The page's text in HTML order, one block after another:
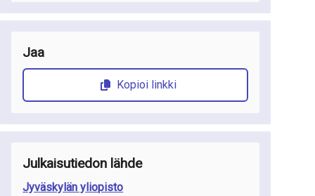
Jaa
Kopioi linkki
Julkaisutiedon lähde
Jyväskylän yliopisto